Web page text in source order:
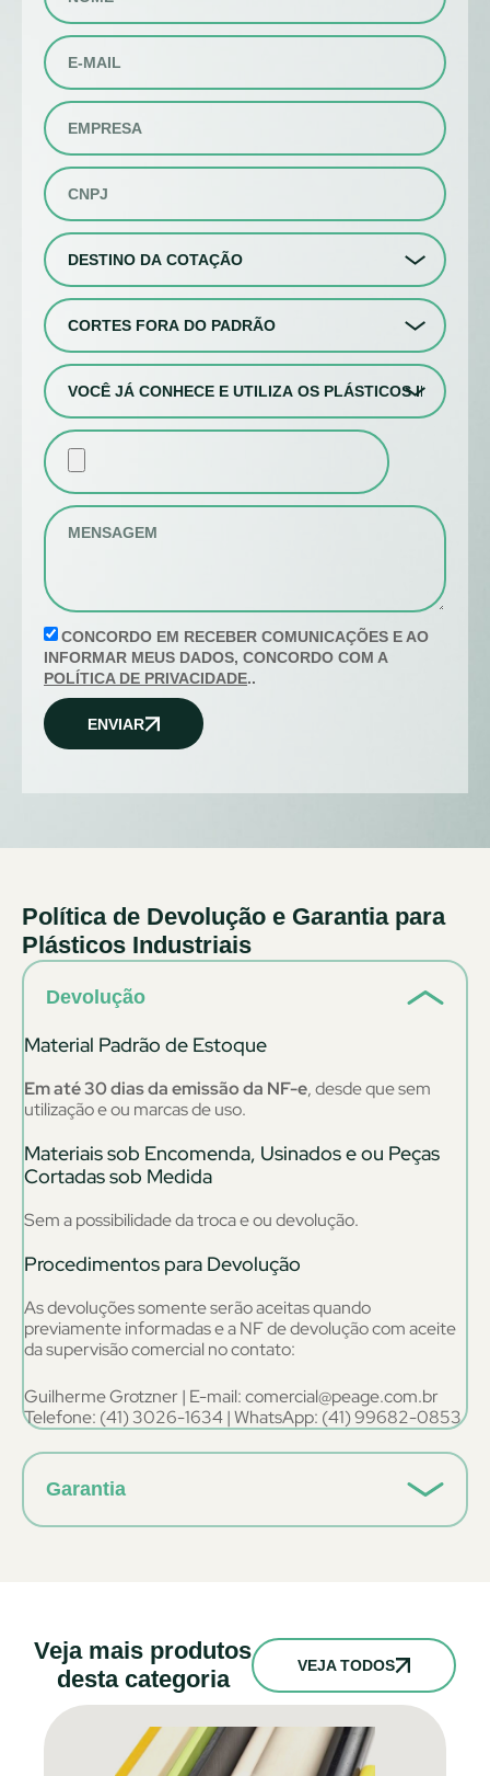
CONCORDO EM RECEBER COMUNICAÇÕES E AO
INFORMAR MEUS DADOS, CONCORDO COM A
POLÍTICA DE PRIVACIDADE..
ENVIAR
Política de Devolução e Garantia para
Plásticos Industriais
Devolução
Material Padrão de Estoque
Em até 30 dias da emissão da NF-e, desde que sem
utilização e ou marcas de uso.
Materiais sob Encomenda, Usinados e ou Peças
Cortadas sob Medida
Sem a possibilidade da troca e ou devolução.
Procedimentos para Devolução
As devoluções somente serão aceitas quando
previamente informadas e a NF de devolução com aceite
da supervisão comercial no contato:
Guilherme Grotzner | E-mail: comercial@peage.com.br
Telefone: (41) 3026-1634 | WhatsApp: (41) 99682-0853
Garantia
Veja mais produtos
desta categoria
VEJA TODOS